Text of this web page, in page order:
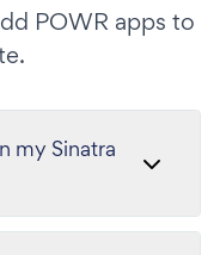
POWR apps to
my Sinatra